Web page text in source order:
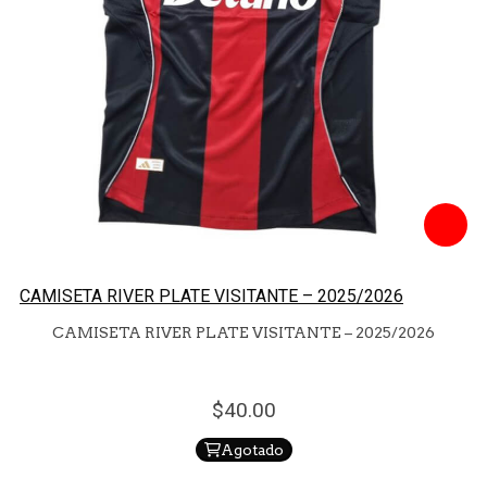
CAMISETA RIVER PLATE VISITANTE – 2025/2026
CAMISETA RIVER PLATE VISITANTE – 2025/2026
40.00
Agotado